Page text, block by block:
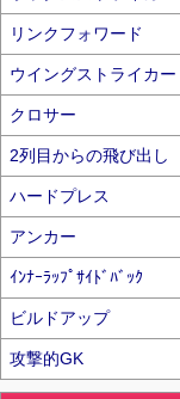
リンクフォワード
ウイングストライカー
クロサー
2列目からの飛び出し
ハードプレス
アンカー
ｲﾝﾅｰﾗｯﾌﾟｻｲﾄﾞﾊﾞｯｸ
ビルドアップ
攻撃的GK